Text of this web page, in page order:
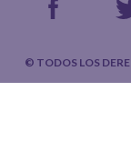
© TODOS LOS